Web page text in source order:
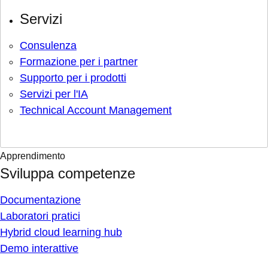
Servizi
Consulenza
Formazione per i partner
Supporto per i prodotti
Servizi per l'IA
Technical Account Management
Apprendimento
Sviluppa competenze
Documentazione
Laboratori pratici
Hybrid cloud learning hub
Demo interattive